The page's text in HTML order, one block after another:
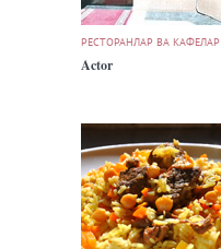
РЕСТОРАНЛАР ВА КАФЕЛАР
Actor